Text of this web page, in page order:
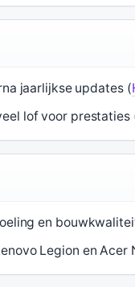
jaarlijkse updates (
lof voor prestaties
en
Legion en Acer